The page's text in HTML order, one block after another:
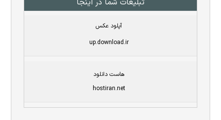
آپلود عکس
up.download.ir
هاست دانلود
hostiran.net